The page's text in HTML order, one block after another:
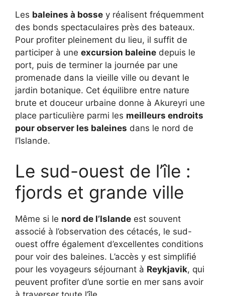
Les baleines à bosse y réalisent fréquemment
des bonds spectaculaires près des bateaux.
Pour profiter pleinement du lieu, il suffit de
participer à une excursion baleine depuis le
port, puis de terminer la journée par une
promenade dans la vieille ville ou devant le
jardin botanique. Cet équilibre entre nature
brute et douceur urbaine donne à Akureyri une
place particulière parmi les meilleurs endroits
pour observer les baleines dans le nord de
l’Islande.
Le sud-ouest de l’île :
fjords et grande ville
Même si le nord de l’Islande est souvent
associé à l’observation des cétacés, le sud-
ouest offre également d’excellentes conditions
pour voir des baleines. L’accès y est simplifié
pour les voyageurs séjournant à Reykjavik, qui
peuvent profiter d’une sortie en mer sans avoir